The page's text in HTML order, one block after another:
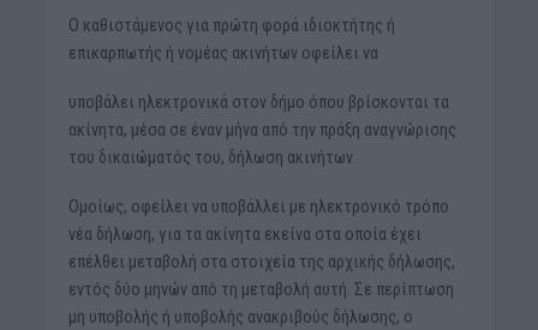
Ο καθιστάμενος για πρώτη φορά ιδιοκτήτης ή
επικαρπωτής ή νομέας ακινήτων οφείλει να
υποβάλει ηλεκτρονικά στον δήμο όπου βρίσκονται τα
ακίνητα, μέσα σε έναν μήνα από την πράξη αναγνώρισης
του δικαιώματός του, δήλωση ακινήτων.
Ομοίως, οφείλει να υποβάλλει με ηλεκτρονικό τρόπο
νέα δήλωση, για τα ακίνητα εκείνα στα οποία έχει
επέλθει μεταβολή στα στοιχεία της αρχικής δήλωσης,
εντός δύο μηνών από τη μεταβολή αυτή. Σε περίπτωση
μη υποβολής ή υποβολής ανακριβούς δήλωσης, ο